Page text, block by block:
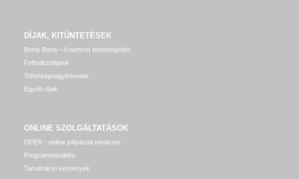
DÍJAK, KITÜNTETÉSEK
Bonis Bona – A nemzet tehetségeiért
Felfedezettjeink
Tehetségnagykövetek
Egyéb díjak
ONLINE SZOLGÁLTATÁSOK
OPER - online pályázati rendszer
Programbeküldés
Tanulmányi versenyek